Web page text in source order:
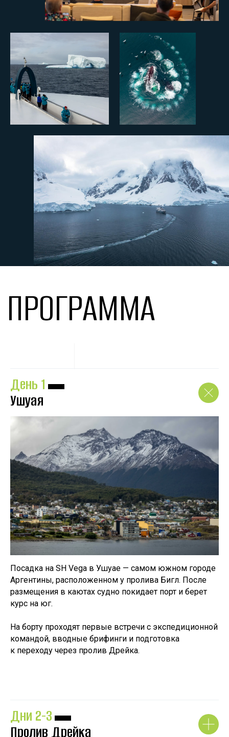
ПРОГРАММА
День 1▬
Ушуая
Посадка на SH Vega в Ушуае — самом южном городе
Аргентины, расположенном у пролива Бигл. После
размещения в каютах судно покидает порт и берет
курс на юг.
На борту проходят первые встречи с экспедиционной
командой, вводные брифинги и подготовка
к переходу через пролив Дрейка.
Дни 2-3▬
Пролив Дрейка